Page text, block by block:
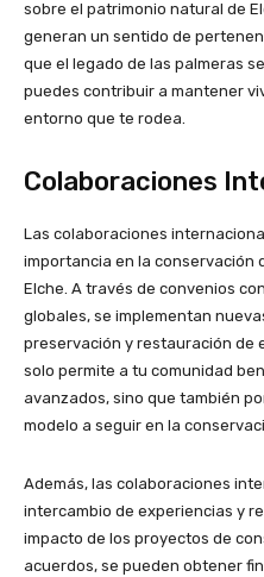
sobre el patrimonio natural de
generan un sentido de
que el legado de las palmeras
puedes contribuir a mantener
entorno que te rodea.
Colaboraciones
Las colaboraciones
importancia en la conservación
Elche. A través de convenios
globales, se implementan
preservación y restauración de
solo permite a tu comunidad
avanzados, sino que también
modelo a seguir en la
Además, las colaboraciones
intercambio de experiencias y
impacto de los proyectos de
acuerdos, se pueden obtener